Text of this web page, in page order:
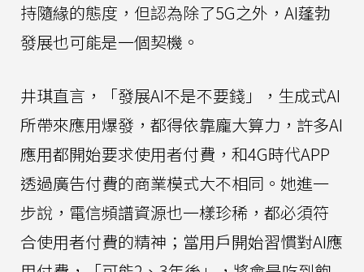
持隨緣的態度，但認為除了5G之外，AI蓬勃
發展也可能是一個契機。
井琪直言，「發展AI不是不要錢」，生成式AI
所帶來應用爆發，都得依靠龐大算力，許多AI
應用都開始要求使用者付費，和4G時代APP
透過廣告付費的商業模式大不相同。她進一
步說，電信頻譜資源也一樣珍稀，都必須符
合使用者付費的精神；當用戶開始習慣對AI應